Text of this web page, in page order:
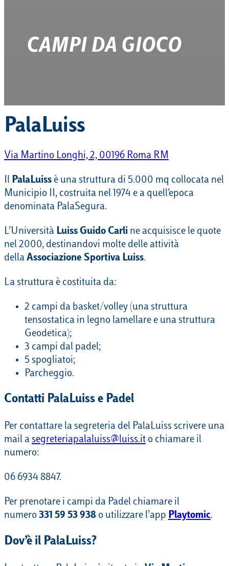
CAMPI DA GIOCO
PalaLuiss
Via Martino Longhi, 2, 00196 Roma RM
Il PalaLuiss è una struttura di 5.000 mq collocata nel
Municipio II, costruita nel 1974 e a quell’epoca
denominata PalaSegura.
L’Università Luiss Guido Carli ne acquisisce le quote
nel 2000, destinandovi molte delle attività
della Associazione Sportiva Luiss.
La struttura è costituita da:
2 campi da basket/volley (una struttura
tensostatica in legno lamellare e una struttura
Geodetica);
3 campi dal padel;
5 spogliatoi;
Parcheggio.
Contatti PalaLuiss e Padel
Per contattare la segreteria del PalaLuiss scrivere una
mail a segreteriapalaluiss@luiss.it o chiamare il
numero:
06 6934 8847.
Per prenotare i campi da Padel chiamare il
numero 331 59 53 938 o utilizzare l’app Playtomic.
Dov’è il PalaLuiss?